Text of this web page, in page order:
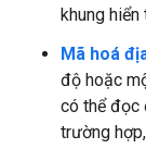
khung hiển
Mã hoá
độ hoặc
có thể đọc
trường